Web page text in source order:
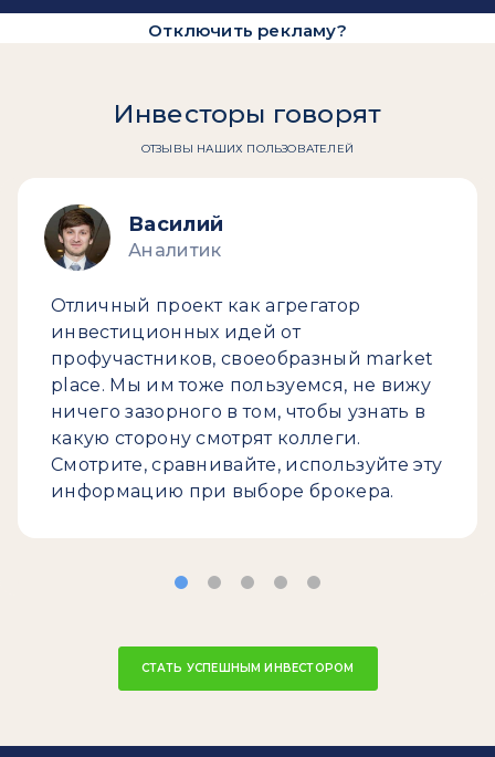
Отключить рекламу?
Инвесторы говорят
ОТЗЫВЫ НАШИХ ПОЛЬЗОВАТЕЛЕЙ
Василий
Аналитик
Отличный проект как агрегатор
инвестиционных идей от
профучастников, своеобразный market
place. Мы им тоже пользуемся, не вижу
ничего зазорного в том, чтобы узнать в
какую сторону смотрят коллеги.
Смотрите, сравнивайте, используйте эту
информацию при выборе брокера.
СТАТЬ УСПЕШНЫМ ИНВЕСТОРОМ